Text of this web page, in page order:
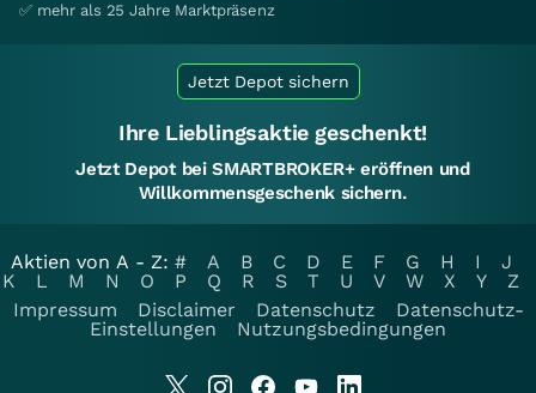
✅ mehr als 25 Jahre Marktpräsenz
Jetzt Depot sichern
Ihre Lieblingsaktie geschenkt!
Jetzt Depot bei SMARTBROKER+ eröffnen und
Willkommensgeschenk sichern.
Aktien von A - Z: # A B C D E F G H I
J
K
L M N O P Q R S T U V W X Y
Z
Impressum
Disclaimer Datenschutz
Datenschutz-
Einstellungen
Nutzungsbedingungen